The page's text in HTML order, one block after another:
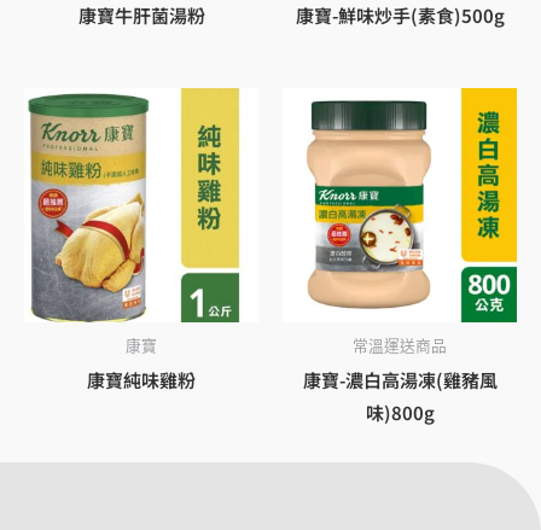
康寶牛肝菌湯粉 康寶-鮮味炒手(素食)500g
康寶
康寶純味雞粉
常溫運送商品
康寶-濃白高湯凍(雞豬風
味)800g